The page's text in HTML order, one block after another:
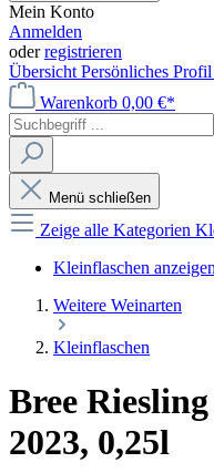
Mein Konto
Anmelden
oderregistrieren
Übersicht Persönliches Profil
Warenkorb 0,00 €*
Menü schließen
Zeige alle Kategorien
Kleinflaschen anzeigen
Weitere Weinarten
Kleinflaschen
Bree
2023, 0,25l